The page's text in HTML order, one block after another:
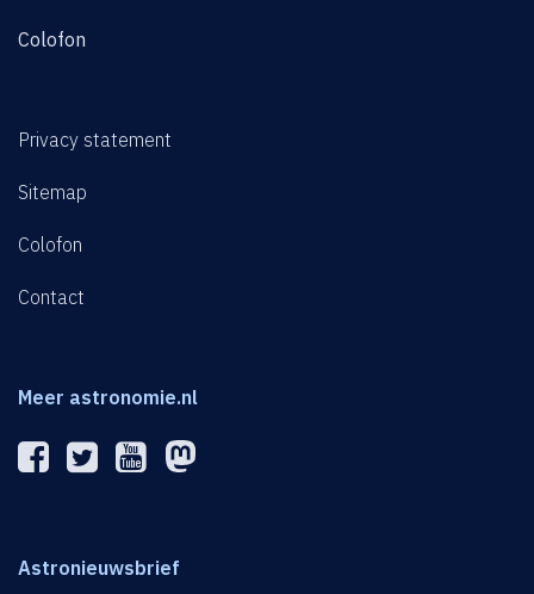
Colofon
Privacy statement
Sitemap
Colofon
Contact
Meer astronomie.nl
Astronieuwsbrief